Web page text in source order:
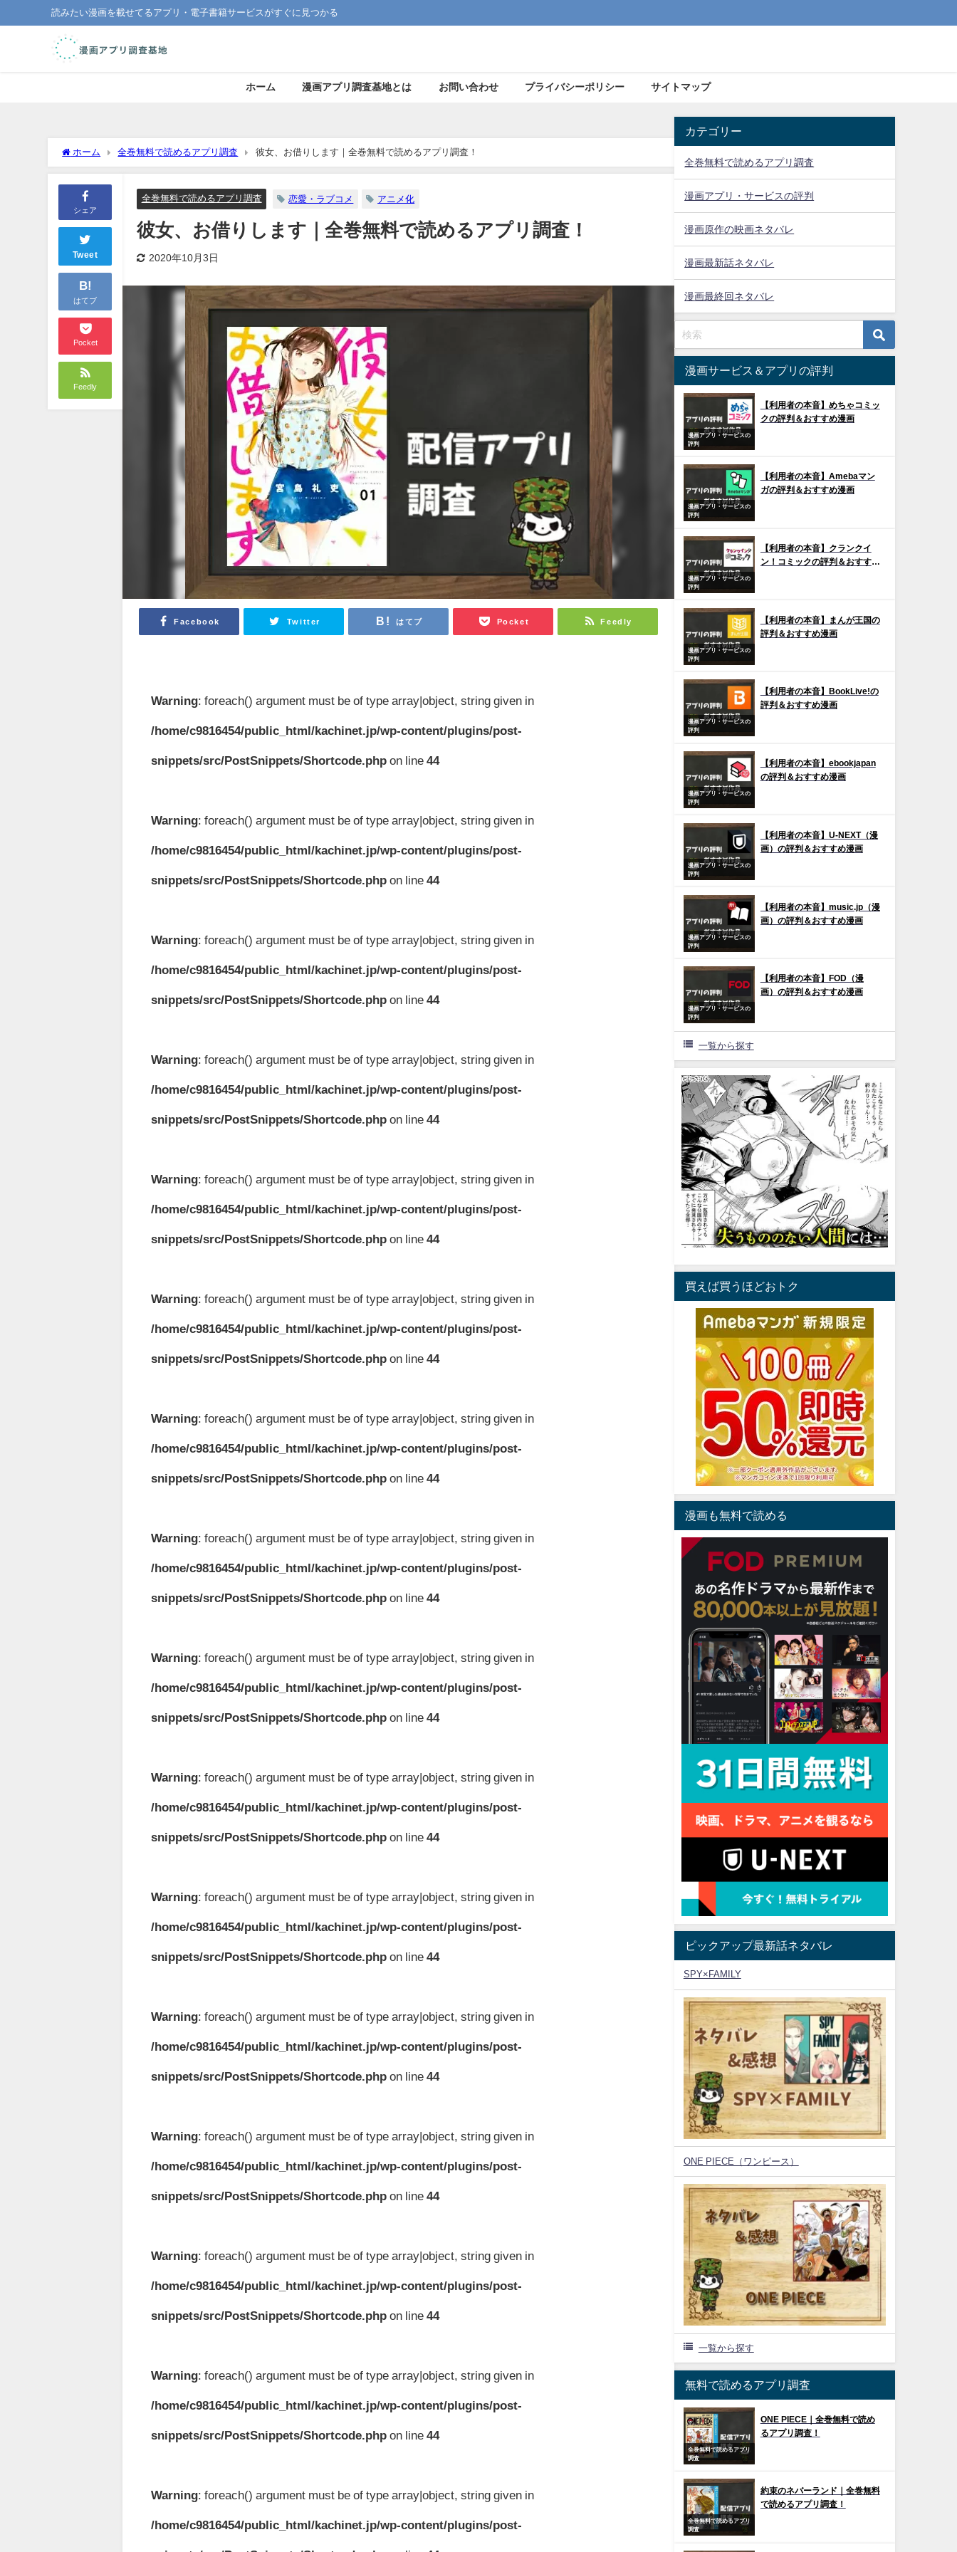
読みたい漫画を載せてるアプリ・電子書籍サービスがすぐに見つかる
ホーム 漫画アプリ調査基地とは お問い合わせ プライバシーポリシー サイトマップ
ホーム 全巻無料で読めるアプリ調査 彼女、お借りします｜全巻無料で読めるアプリ調査！
シェア
Tweet
B!
はてブ
Pocket
Feedly
全巻無料で読めるアプリ調査 恋愛・ラブコメ アニメ化
彼女、お借りします｜全巻無料で読めるアプリ調査！
2020年10月3日
Facebook Twitter はてブ Pocket Feedly
Warning: foreach() argument must be of type array|object, string given in
/home/c9816454/public_html/kachinet.jp/wp-content/plugins/post-
snippets/src/PostSnippets/Shortcode.php on line44
Warning: foreach() argument must be of type array|object, string given in
/home/c9816454/public_html/kachinet.jp/wp-content/plugins/post-
snippets/src/PostSnippets/Shortcode.php on line44
Warning: foreach() argument must be of type array|object, string given in
/home/c9816454/public_html/kachinet.jp/wp-content/plugins/post-
snippets/src/PostSnippets/Shortcode.php on line44
Warning: foreach() argument must be of type array|object, string given in
/home/c9816454/public_html/kachinet.jp/wp-content/plugins/post-
snippets/src/PostSnippets/Shortcode.php on line44
Warning: foreach() argument must be of type array|object, string given in
/home/c9816454/public_html/kachinet.jp/wp-content/plugins/post-
snippets/src/PostSnippets/Shortcode.php on line44
Warning: foreach() argument must be of type array|object, string given in
/home/c9816454/public_html/kachinet.jp/wp-content/plugins/post-
snippets/src/PostSnippets/Shortcode.php on line44
Warning: foreach() argument must be of type array|object, string given in
/home/c9816454/public_html/kachinet.jp/wp-content/plugins/post-
snippets/src/PostSnippets/Shortcode.php on line44
Warning: foreach() argument must be of type array|object, string given in
/home/c9816454/public_html/kachinet.jp/wp-content/plugins/post-
snippets/src/PostSnippets/Shortcode.php on line44
Warning: foreach() argument must be of type array|object, string given in
/home/c9816454/public_html/kachinet.jp/wp-content/plugins/post-
snippets/src/PostSnippets/Shortcode.php on line44
Warning: foreach() argument must be of type array|object, string given in
/home/c9816454/public_html/kachinet.jp/wp-content/plugins/post-
snippets/src/PostSnippets/Shortcode.php on line44
Warning: foreach() argument must be of type array|object, string given in
/home/c9816454/public_html/kachinet.jp/wp-content/plugins/post-
snippets/src/PostSnippets/Shortcode.php on line44
Warning: foreach() argument must be of type array|object, string given in
/home/c9816454/public_html/kachinet.jp/wp-content/plugins/post-
snippets/src/PostSnippets/Shortcode.php on line44
Warning: foreach() argument must be of type array|object, string given in
/home/c9816454/public_html/kachinet.jp/wp-content/plugins/post-
snippets/src/PostSnippets/Shortcode.php on line44
Warning: foreach() argument must be of type array|object, string given in
/home/c9816454/public_html/kachinet.jp/wp-content/plugins/post-
snippets/src/PostSnippets/Shortcode.php on line44
Warning: foreach() argument must be of type array|object, string given in
/home/c9816454/public_html/kachinet.jp/wp-content/plugins/post-
snippets/src/PostSnippets/Shortcode.php on line44
Warning: foreach() argument must be of type array|object, string given in
/home/c9816454/public_html/kachinet.jp/wp-content/plugins/post-
カテゴリー
全巻無料で読めるアプリ調査
漫画アプリ・サービスの評判
漫画原作の映画ネタバレ
漫画最新話ネタバレ
漫画最終回ネタバレ
漫画サービス＆アプリの評判
漫画アプリ・サービスの
評判
【利用者の本音】めちゃコミッ
クの評判＆おすすめ漫画
漫画アプリ・サービスの
評判
【利用者の本音】Amebaマン
ガの評判＆おすすめ漫画
漫画アプリ・サービスの
評判
【利用者の本音】クランクイ
ン！コミックの評判＆おすすめ
漫画アプリ・サービスの
評判
【利用者の本音】まんが王国の
評判＆おすすめ漫画
漫画アプリ・サービスの
評判
【利用者の本音】BookLive!の
評判＆おすすめ漫画
漫画アプリ・サービスの
評判
【利用者の本音】ebookjapan
の評判＆おすすめ漫画
漫画アプリ・サービスの
評判
【利用者の本音】U-NEXT（漫
画）の評判＆おすすめ漫画
漫画アプリ・サービスの
評判
【利用者の本音】music.jp（漫
画）の評判＆おすすめ漫画
漫画アプリ・サービスの
評判
【利用者の本音】FOD（漫
画）の評判＆おすすめ漫画
一覧から探す
買えば買うほどおトク
漫画も無料で読める
ピックアップ最新話ネタバレ
SPY×FAMILY
ONE PIECE（ワンピース）
一覧から探す
無料で読めるアプリ調査
全巻無料で読めるアプリ
調査
ONE PIECE｜全巻無料で読め
るアプリ調査！
全巻無料で読めるアプリ
調査
約束のネバーランド｜全巻無料
で読めるアプリ調査！